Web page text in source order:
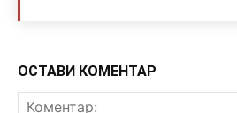
ОСТАВИ КОМЕНТАР